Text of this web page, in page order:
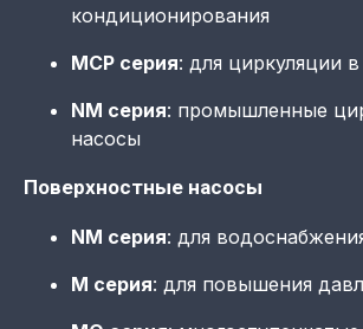
кондиционирования
MCP серия: для циркуляции
NM серия: промышленные
насосы
Поверхностные насосы
NM серия: для
M серия: для повышения